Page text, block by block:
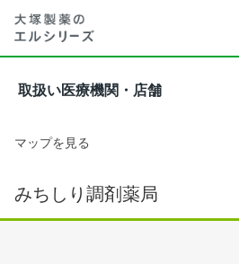
取扱い医療機関・店舗
マップを見る
みちしり調剤薬局